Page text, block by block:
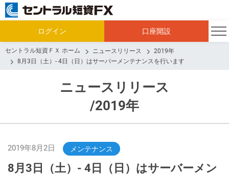
ログイン 口座開設
セントラル短資ＦＸ ホーム ニュースリリース
2019年
8月3日（土）- 4日（日）はサーバーメンテナンスを行います
ニュースリリース
/2019年
2019年8月2日 メンテナンス
8月3日（土）- 4日（日）はサーバーメン